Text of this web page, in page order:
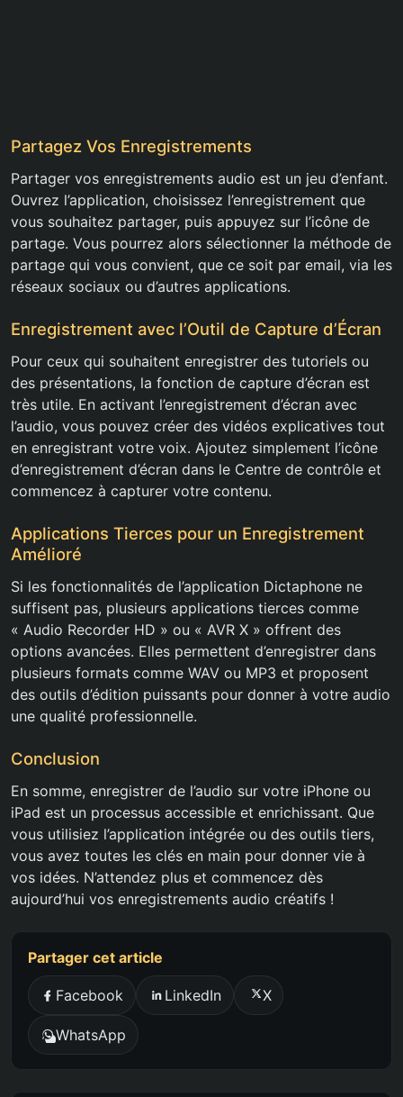
Partagez Vos Enregistrements
Partager vos enregistrements audio est un jeu d’enfant.
Ouvrez l’application, choisissez l’enregistrement que
vous souhaitez partager, puis appuyez sur l’icône de
partage. Vous pourrez alors sélectionner la méthode de
partage qui vous convient, que ce soit par email, via les
réseaux sociaux ou d’autres applications.
Enregistrement avec l’Outil de Capture d’Écran
Pour ceux qui souhaitent enregistrer des tutoriels ou
des présentations, la fonction de capture d’écran est
très utile. En activant l’enregistrement d’écran avec
l’audio, vous pouvez créer des vidéos explicatives tout
en enregistrant votre voix. Ajoutez simplement l’icône
d’enregistrement d’écran dans le Centre de contrôle et
commencez à capturer votre contenu.
Applications Tierces pour un Enregistrement
Amélioré
Si les fonctionnalités de l’application Dictaphone ne
suffisent pas, plusieurs applications tierces comme
« Audio Recorder HD » ou « AVR X » offrent des
options avancées. Elles permettent d’enregistrer dans
plusieurs formats comme WAV ou MP3 et proposent
des outils d’édition puissants pour donner à votre audio
une qualité professionnelle.
Conclusion
En somme, enregistrer de l’audio sur votre iPhone ou
iPad est un processus accessible et enrichissant. Que
vous utilisiez l’application intégrée ou des outils tiers,
vous avez toutes les clés en main pour donner vie à
vos idées. N’attendez plus et commencez dès
aujourd’hui vos enregistrements audio créatifs !
Partager cet article
Facebook LinkedIn X
WhatsApp